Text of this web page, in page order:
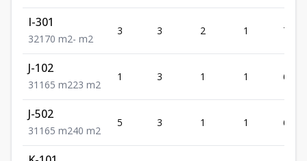
I-301
321 70 m2- m2
3 3 2 1 70
J-102
31 1 65 m223 m2
1 3 1 1 65
J-502
31 1 65 m240 m2
5 3 1 1 65